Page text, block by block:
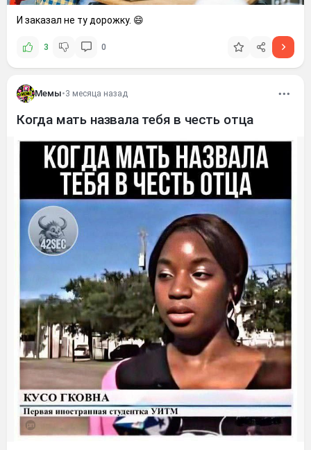
И заказал не ту дорожку. 😄
3 0
Мемы•3 месяца назад
Когда мать назвала тебя в честь отца